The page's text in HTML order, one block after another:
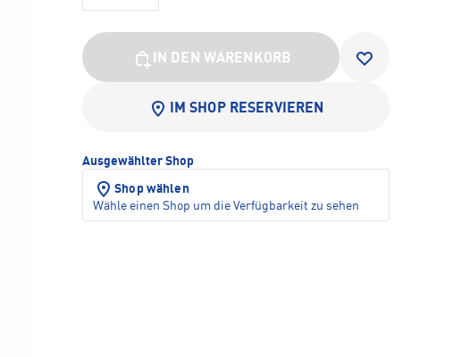
IN DEN WARENKORB
IM SHOP RESERVIEREN
Ausgewählter Shop
Shop wählen
Wähle einen Shop um die Verfügbarkeit zu sehen